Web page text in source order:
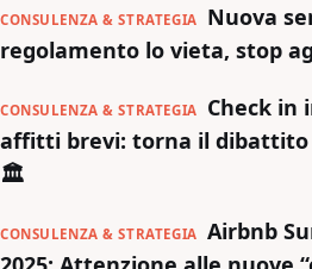
CONSULENZA & STRATEGIA
Nuova
regolamento lo vieta, stop
CONSULENZA & STRATEGIA
Check in
affitti brevi: torna il dibattito
🏛️
CONSULENZA & STRATEGIA Airbnb